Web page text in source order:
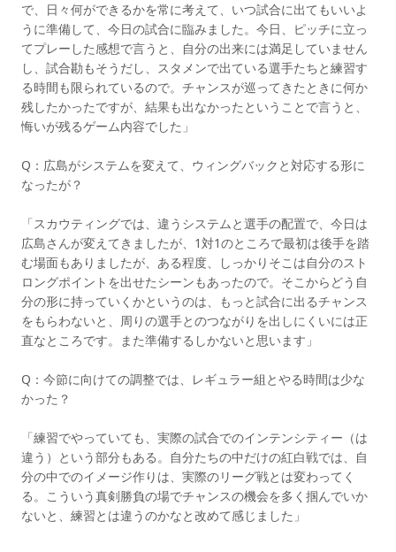
で、日々何ができるかを常に考えて、いつ試合に出てもいいよ
うに準備して、今日の試合に臨みました。今日、ピッチに立っ
てプレーした感想で言うと、自分の出来には満足していません
し、試合勘もそうだし、スタメンで出ている選手たちと練習す
る時間も限られているので。チャンスが巡ってきたときに何か
残したかったですが、結果も出なかったということで言うと、
悔いが残るゲーム内容でした」
Q：広島がシステムを変えて、ウィングバックと対応する形に
なったが？
「スカウティングでは、違うシステムと選手の配置で、今日は
広島さんが変えてきましたが、1対1のところで最初は後手を踏
む場面もありましたが、ある程度、しっかりそこは自分のスト
ロングポイントを出せたシーンもあったので。そこからどう自
分の形に持っていくかというのは、もっと試合に出るチャンス
をもらわないと、周りの選手とのつながりを出しにくいには正
直なところです。また準備するしかないと思います」
Q：今節に向けての調整では、レギュラー組とやる時間は少な
かった？
「練習でやっていても、実際の試合でのインテンシティー（は
違う）という部分もある。自分たちの中だけの紅白戦では、自
分の中でのイメージ作りは、実際のリーグ戦とは変わってく
る。こういう真剣勝負の場でチャンスの機会を多く掴んでいか
ないと、練習とは違うのかなと改めて感じました」